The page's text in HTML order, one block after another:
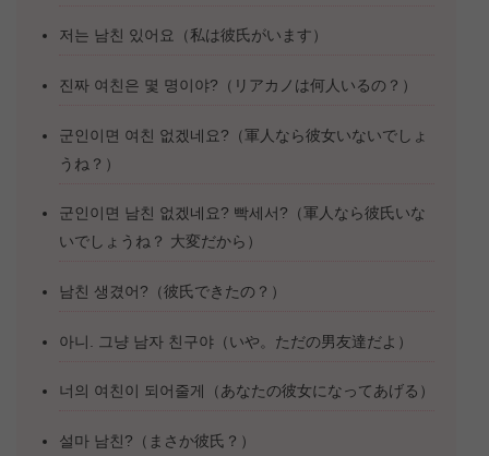
저는 남친 있어요（私は彼氏がいます）
진짜 여친은 몇 명이야?（リアカノは何人いるの？）
군인이면 여친 없겠네요?（軍人なら彼女いないでしょ
うね？）
군인이면 남친 없겠네요? 빡세서?（軍人なら彼氏いな
いでしょうね？ 大変だから）
남친 생겼어?（彼氏できたの？）
아니. 그냥 남자 친구야（いや。ただの男友達だよ）
너의 여친이 되어줄게（あなたの彼女になってあげる）
설마 남친?（まさか彼氏？）